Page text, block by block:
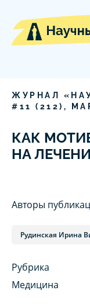
ЖУРНАЛ
# 11 ( 212),
КАК
НА
Авторы
Рудинская Ирина
Рубрика
Медицина